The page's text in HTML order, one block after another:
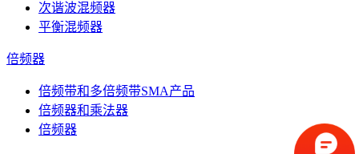
次谐波混频器
平衡混频器
倍频器
倍频带和多倍频带SMA产品
倍频器和乘法器
倍频器